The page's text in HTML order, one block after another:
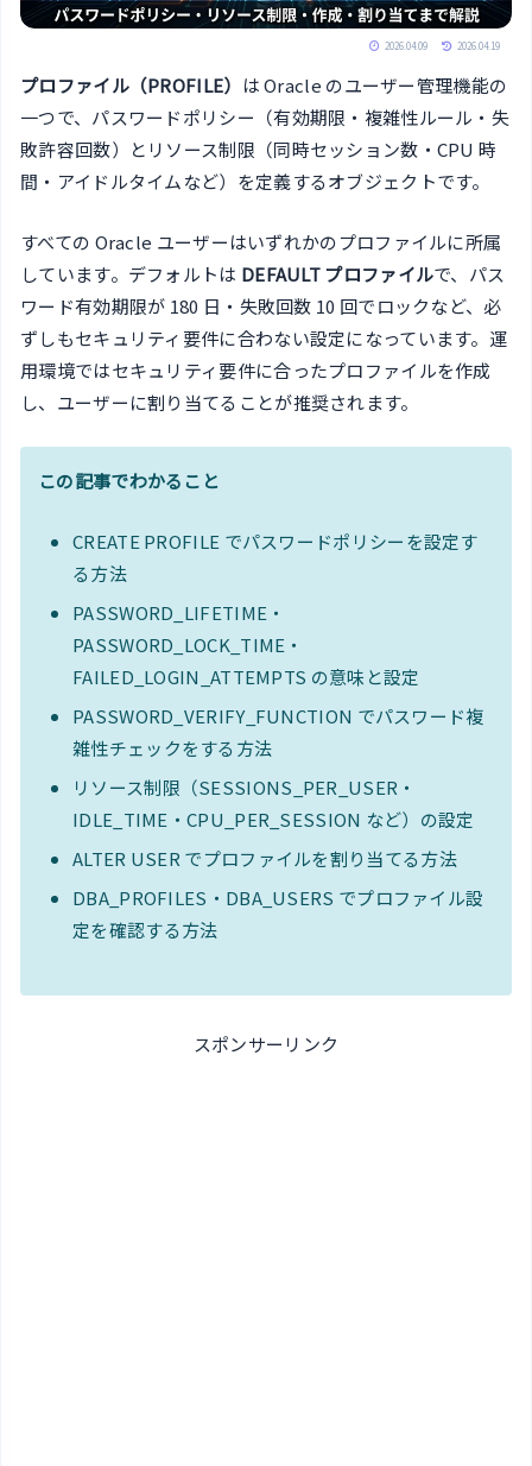
2026.04.09 2026.04.19
プロファイル（PROFILE） は Oracle のユーザー管理機能の
一つで、パスワードポリシー（有効期限・複雑性ルール・失
敗許容回数）とリソース制限（同時セッション数・CPU 時
間・アイドルタイムなど）を定義するオブジェクトです。
すべての Oracle ユーザーはいずれかのプロファイルに所属
しています。デフォルトは DEFAULT プロファイルで、パス
ワード有効期限が 180 日・失敗回数 10 回でロックなど、必
ずしもセキュリティ要件に合わない設定になっています。運
用環境ではセキュリティ要件に合ったプロファイルを作成
し、ユーザーに割り当てることが推奨されます。
この記事でわかること
CREATE PROFILE でパスワードポリシーを設定す
る方法
PASSWORD_LIFETIME・
PASSWORD_LOCK_TIME・
FAILED_LOGIN_ATTEMPTS の意味と設定
PASSWORD_VERIFY_FUNCTION でパスワード複
雑性チェックをする方法
リソース制限（SESSIONS_PER_USER・
IDLE_TIME・CPU_PER_SESSION など）の設定
ALTER USER でプロファイルを割り当てる方法
DBA_PROFILES・DBA_USERS でプロファイル設
定を確認する方法
スポンサーリンク